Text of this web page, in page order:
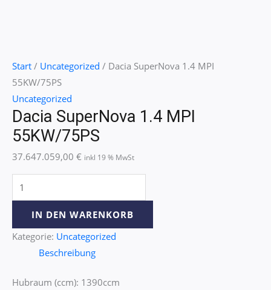
Start / Uncategorized / Dacia SuperNova 1.4 MPI
55KW/75PS
Uncategorized
Dacia SuperNova 1.4 MPI
55KW/75PS
37.647.059,00 € inkl 19 % MwSt
IN DEN WARENKORB
Kategorie: Uncategorized
Beschreibung
Hubraum (ccm): 1390ccm